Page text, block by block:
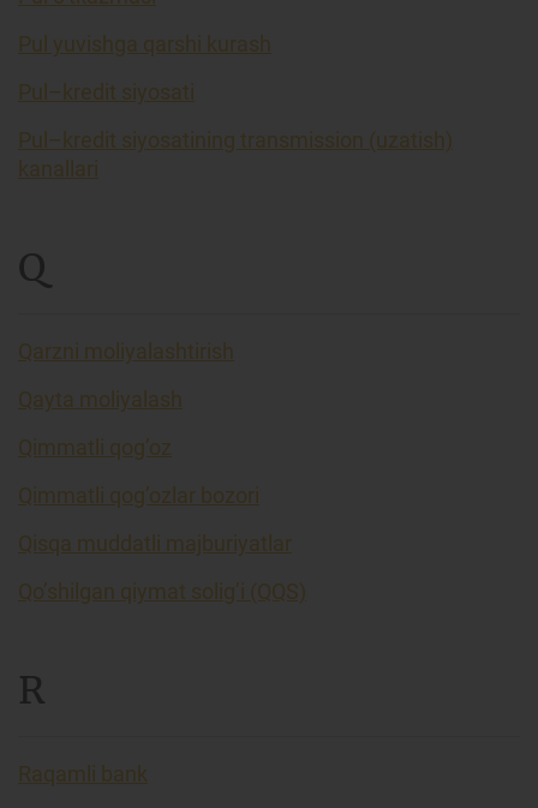
Pul yuvishga qarshi kurash
Pul–kredit siyosati
Pul–kredit siyosatining transmission (uzatish)
kanallari
Q
Qarzni moliyalashtirish
Qayta moliyalash
Qimmatli qog’oz
Qimmatli qog’ozlar bozori
Qisqa muddatli majburiyatlar
Qo’shilgan qiymat solig’i (QQS)
R
Raqamli bank